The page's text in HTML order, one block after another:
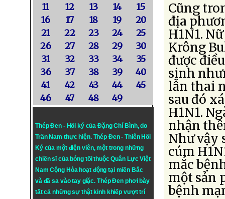
11
12 13 14
15
16
17 18 19
20
21
22 23 24
25
26
27 28 29
30
31
32 33 34
35
36
37 38 39
40
41
42 43 44
45
46
47 48 49
Thép Đen - Hồi ký của Đặng Chí Bình, do
Trần Nam thực hiện. Thép Đen- Thiên Hồi
Ký của một điện viên, một trong những
chiến sĩ của bóng tối thuộc Quân Lực Việt
Nam Cộng Hòa hoạt động tại miền Bắc
và đã sa vào tay giặc. Thép Đen phơi bày
tất cả những sự thật kinh khiếp vượt trí
Cũng
địa
H1N1.
Krông
được
sinh
lẫn thai
sau đó
H1N1.
nhận
Như vậy
cúm
mắc
một sản
bệnh